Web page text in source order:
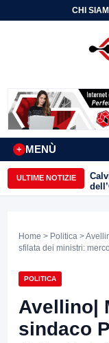
CHI
MENÙ
+
ULTIME NOTIZIE
Home > Politica >
sfilata dei ministri:
POLITICA
Avellino|
sindaco